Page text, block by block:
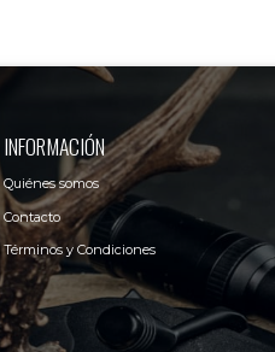
INFORMACIÓN
Quiénes somos
Contacto
Términos y Condiciones